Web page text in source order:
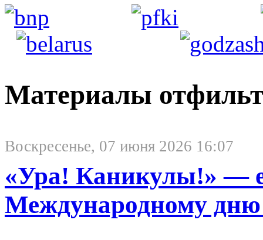
Материалы
Воскресенье, 07 июня 2026 16:07
«Ура! Каникулы!» —
Международному